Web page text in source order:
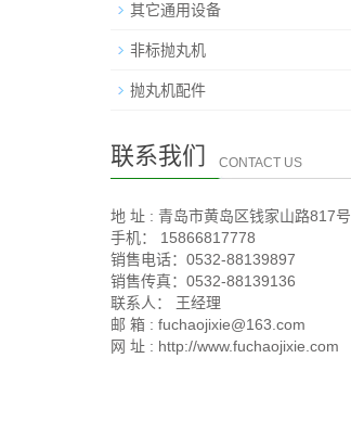
其它通用设备
非标抛丸机
抛丸机配件
联系我们 CONTACT US
地 址 : 青岛市黄岛区钱家山路817号
手机： 15866817778
销售电话：0532-88139897
销售传真：0532-88139136
联系人： 王经理
邮 箱 : fuchaojixie@163.com
网 址 : http://www.fuchaojixie.com